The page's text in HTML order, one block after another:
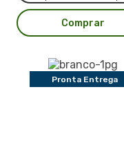
Comprar
Pronta Entrega